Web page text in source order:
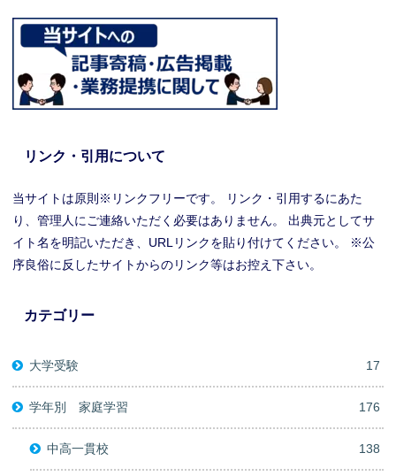
リンク・引用について
当サイトは原則※リンクフリーです。 リンク・引用するにあた
り、管理人にご連絡いただく必要はありません。 出典元としてサ
イト名を明記いただき、URLリンクを貼り付けてください。 ※公
序良俗に反したサイトからのリンク等はお控え下さい。
カテゴリー
大学受験 17
学年別 家庭学習 176
中高一貫校 138